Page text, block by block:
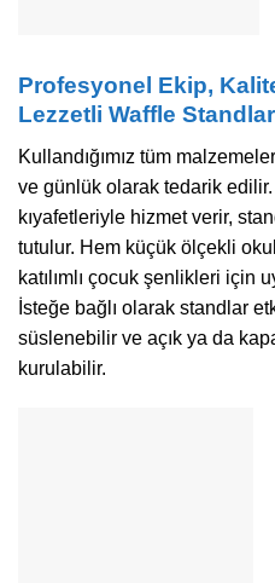
Profesyonel Ekip,
Lezzetli Waffle
Kullandığımız tüm
ve günlük olarak tedarik
kıyafetleriyle hizmet verir,
tutulur. Hem küçük ölçekli
katılımlı çocuk şenlikleri için
İsteğe bağlı olarak standlar
süslenebilir ve açık ya da
kurulabilir.